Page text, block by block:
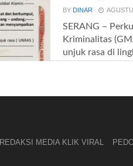
BYDINAR
SERANG –
Kriminalitas
unjuk rasa di
REDAKSI MEDIA KLIK VIRAL